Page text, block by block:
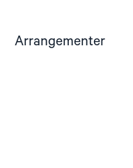
Arrangementer